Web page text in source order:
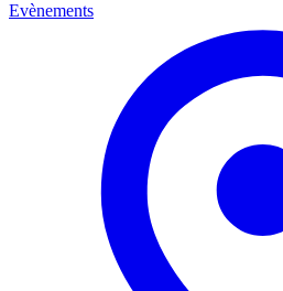
Evènements